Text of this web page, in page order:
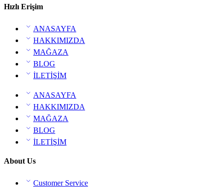
Hızlı Erişim
ANASAYFA
HAKKIMIZDA
MAĞAZA
BLOG
İLETİŞİM
ANASAYFA
HAKKIMIZDA
MAĞAZA
BLOG
İLETİŞİM
About Us
Customer Service